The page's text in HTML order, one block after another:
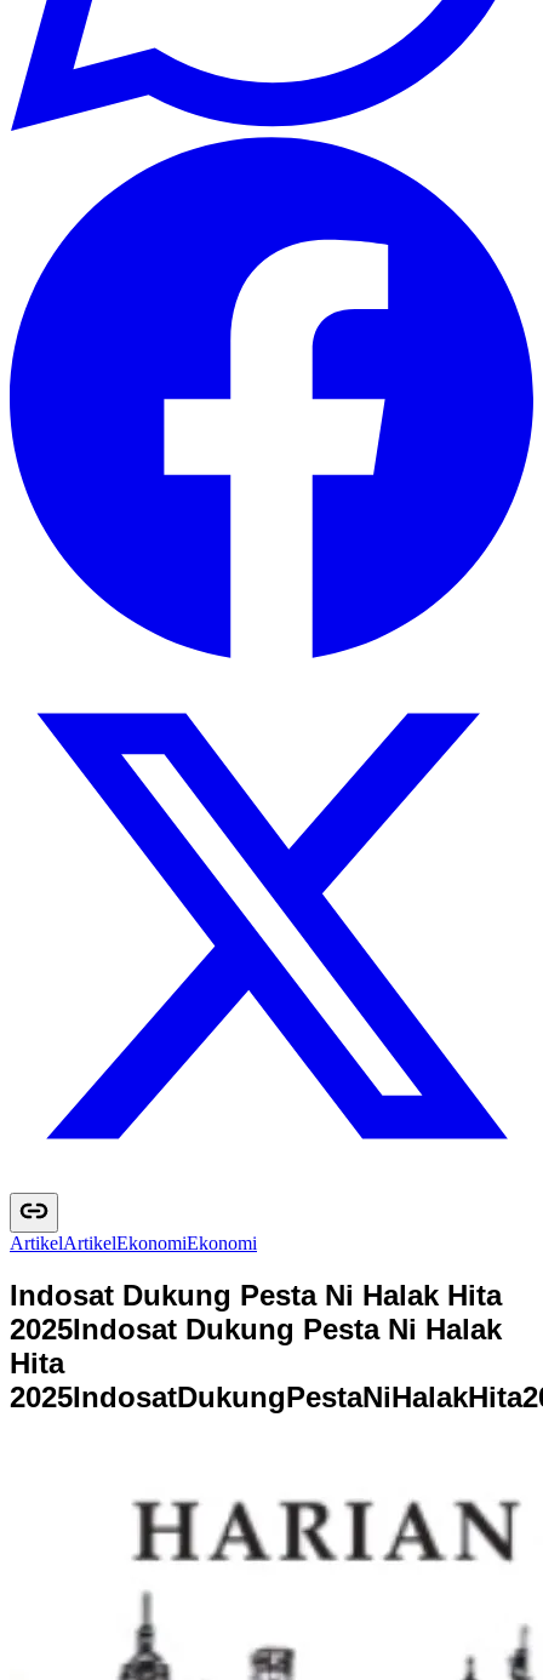
ArtikelArtikelEkonomiEkonomi
Indosat Dukung Pesta Ni Halak Hita
2025Indosat Dukung Pesta Ni Halak
Hita
2025IndosatDukungPestaNiHalakHita2